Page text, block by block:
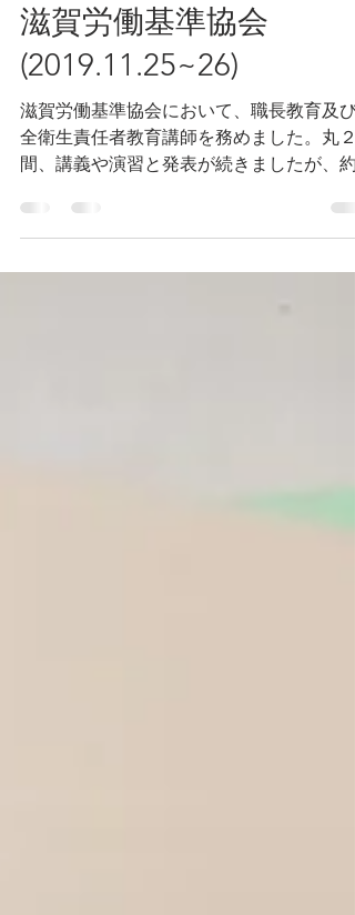
2020年5月11日
滋賀労働基準協会
(2019.11.25~26)
滋賀労働基準協会において、職長教育及び
全衛生責任者教育講師を務めました。丸２
間、講義や演習と発表が続きましたが、約